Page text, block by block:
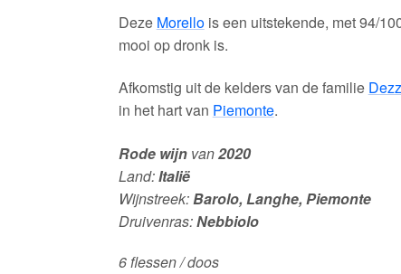
Deze Morellois een uitstekende, met 94/
mooi op dronk is.
Afkomstig uit de kelders van de familie
in het hart van Piemonte.
Rode wijnvan2020
Land:Italië
Wijnstreek:Barolo, Langhe, Piemonte
Druivenras:Nebbiolo
6 flessen / doos